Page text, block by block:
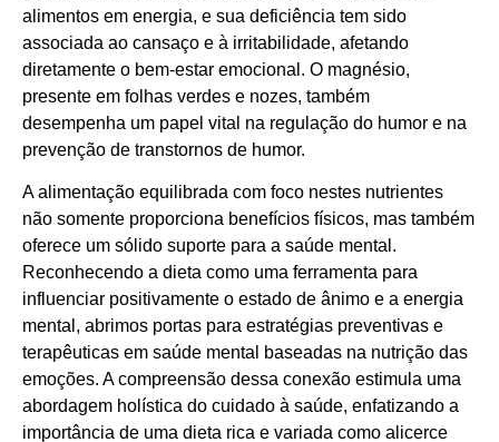
alimentos em energia, e sua deficiência tem sido
associada ao cansaço e à irritabilidade, afetando
diretamente o bem-estar emocional. O magnésio,
presente em folhas verdes e nozes, também
desempenha um papel vital na regulação do humor e na
prevenção de transtornos de humor.
A alimentação equilibrada com foco nestes nutrientes
não somente proporciona benefícios físicos, mas também
oferece um sólido suporte para a saúde mental.
Reconhecendo a dieta como uma ferramenta para
influenciar positivamente o estado de ânimo e a energia
mental, abrimos portas para estratégias preventivas e
terapêuticas em saúde mental baseadas na nutrição das
emoções. A compreensão dessa conexão estimula uma
abordagem holística do cuidado à saúde, enfatizando a
importância de uma dieta rica e variada como alicerce